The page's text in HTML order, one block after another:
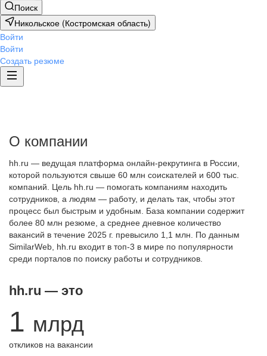
Поиск
Никольское (Костромская область)
Войти
Войти
Создать резюме
О компании
hh.ru — ведущая платформа онлайн-рекрутинга в России,
которой пользуются свыше 60 млн соискателей и 600 тыс.
компаний. Цель hh.ru — помогать компаниям находить
сотрудников, а людям — работу, и делать так, чтобы этот
процесс был быстрым и удобным. База компании содержит
более 80 млн резюме, а среднее дневное количество
вакансий в течение 2025 г. превысило 1,1 млн. По данным
SimilarWeb, hh.ru входит в топ-3 в мире по популярности
среди порталов по поиску работы и сотрудников.
hh.ru — это
1 млрд
откликов на вакансии